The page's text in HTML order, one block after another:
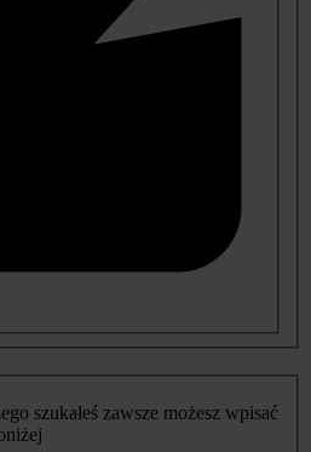
szukałeś zawsze możesz wpisać